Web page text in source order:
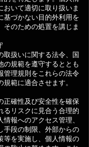
おいて適切に取り扱いま
基づかない目的外利用を
そのための処置を講じま
取扱いに関する法令、国
の規範を遵守するととも
管理規則をこれらの法令
範に適合させます。
正確性及び安全性を確保
るリスクに見合う合理的
報へのアクセス管理、
手段の制限、外部からの
等を実施し、個人情報の